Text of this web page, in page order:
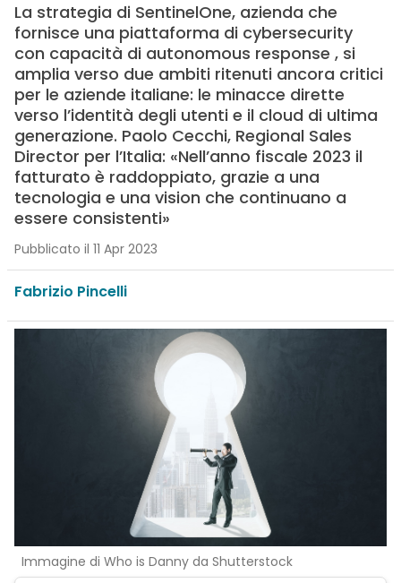
La strategia di SentinelOne, azienda che
fornisce una piattaforma di cybersecurity
con capacità di autonomous response , si
amplia verso due ambiti ritenuti ancora critici
per le aziende italiane: le minacce dirette
verso l’identità degli utenti e il cloud di ultima
generazione. Paolo Cecchi, Regional Sales
Director per l’Italia: «Nell’anno fiscale 2023 il
fatturato è raddoppiato, grazie a una
tecnologia e una vision che continuano a
essere consistenti»
Pubblicato il 11 Apr 2023
Fabrizio Pincelli
Immagine di Who is Danny da Shutterstock